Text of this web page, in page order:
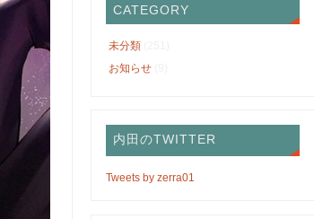
CATEGORY
未分類(251)
お知らせ(9)
内田のTWITTER
Tweets by zerra01